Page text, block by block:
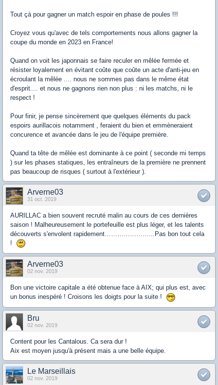
Tout çà pour gagner un match espoir en phase de poules !!!
Croyez vous qu'avec de tels comportements nous allons gagner la
coupe du monde en 2023 en France!
Quand on voit les japonnais se faire reculer en mêlée fermée et
résister loyalement en évitant coûte que coûte un acte d'anti-jeu en
écroulant la mêlée .... nous ne sommes pas dans le même état
d'esprit.... et nous ne gagnons rien non plus : ni les matchs, ni le
respect !
Pour finir, je pense sincèrement que quelques éléments du pack
espoirs aurillacois notamment , feraient du bien et emmèneraient
concurence et avancée dans le jeu de l'équipe première.
Quand ta tête de mêlée est dominante à ce point ( seconde mi temps
) sur les phases statiques, les entraîneurs de la première ne prennent
pas beaucoup de risques ( surtout à l'extérieur ).
Arverne03
31 oct. 2019
AURILLAC a bien souvent recruté malin au cours de ces dernières
saison ! Malheureusement le portefeuille est plus léger, et les talents
découverts s'envolent rapidement…………………...Pas bon tout cela
!
Arverne03
02 nov. 2019
Bon une victoire capitale a été obtenue face à AIX; qui plus est, avec
un bonus inespéré ! Croisons les doigts pour la suite !
Bru
02 nov. 2019
Content pour les Cantalous. Ca sera dur !
Aix est moyen jusqu'à présent mais a une belle équipe.
Le Marseillais
02 nov. 2019